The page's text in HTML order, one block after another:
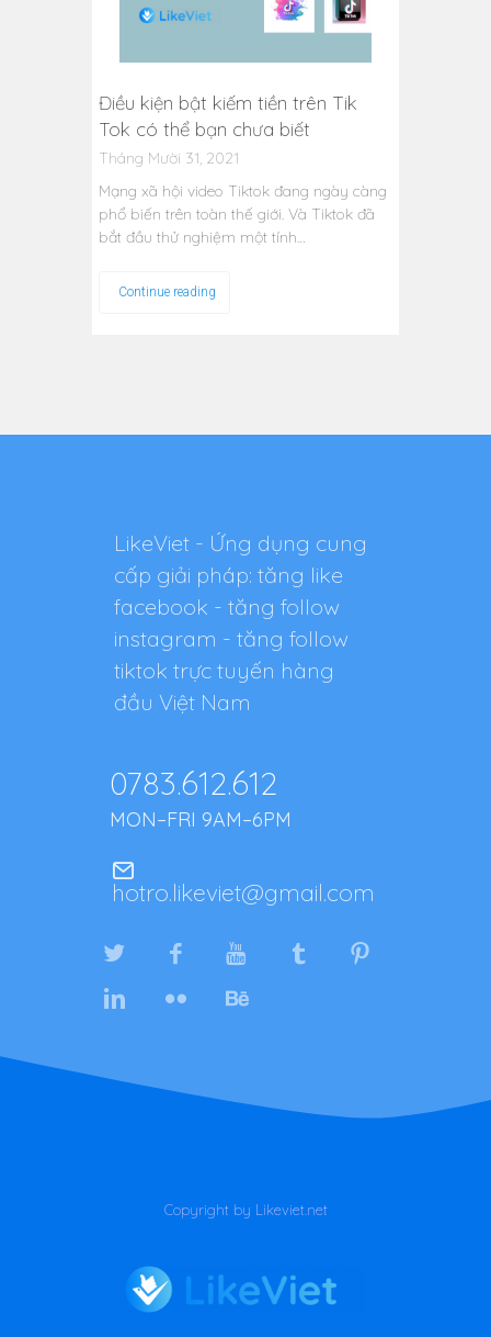
Điều kiện bật kiếm tiền trên Tik
Tok có thể bạn chưa biết
Tháng Mười 31, 2021
Mạng xã hội video Tiktok đang ngày càng
phổ biến trên toàn thế giới. Và Tiktok đã
bắt đầu thử nghiệm một tính…
Continue reading
LikeViet - Ứng dụng cung
cấp giải pháp: tăng like
facebook - tăng follow
instagram - tăng follow
tiktok trực tuyến hàng
đầu Việt Nam
0783.612.612
MON–FRI 9AM–6PM
hotro.likeviet@gmail.com
Copyright by Likeviet.net